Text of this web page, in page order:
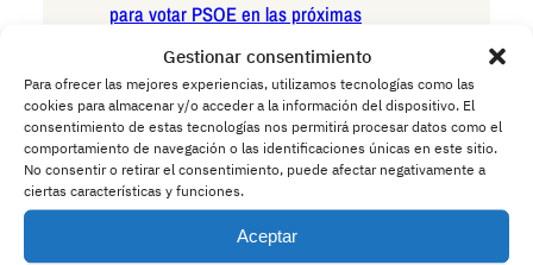
Gestionar consentimiento
Para ofrecer las mejores experiencias, utilizamos tecnologías como las
cookies para almacenar y/o acceder a la información del dispositivo. El
consentimiento de estas tecnologías nos permitirá procesar datos como el
comportamiento de navegación o las identificaciones únicas en este sitio.
No consentir o retirar el consentimiento, puede afectar negativamente a
ciertas características y funciones.
Aceptar
para votar PSOE en las próximas
mayo 15, 2026
Andalucía en la encrucijada existencial:
las seis razones irrefutables para votar
VOX en las próximas elecciones
autonómicas
mayo 15, 2026
Andalucía ante el umbral histórico: las
seis razones decisivas para votar